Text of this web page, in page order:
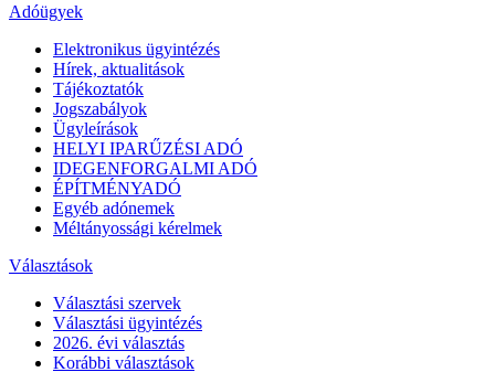
Adóügyek
Elektronikus ügyintézés
Hírek, aktualitások
Tájékoztatók
Jogszabályok
Ügyleírások
HELYI IPARŰZÉSI ADÓ
IDEGENFORGALMI ADÓ
ÉPÍTMÉNYADÓ
Egyéb adónemek
Méltányossági kérelmek
Választások
Választási szervek
Választási ügyintézés
2026. évi választás
Korábbi választások